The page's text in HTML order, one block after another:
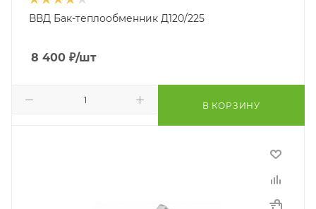
ВВД Бак-теплообменник Д120/225
8 400 ₽/шт
В КОРЗИНУ